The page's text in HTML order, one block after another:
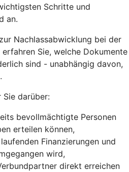
Schritte und
an.
Nachlassabwicklung bei der
erfahren Sie, welche Dokumente
sind - unabhängig davon,
darüber:
bevollmächtigte Personen
erteilen können,
Finanzierungen und
wird,
direkt erreichen